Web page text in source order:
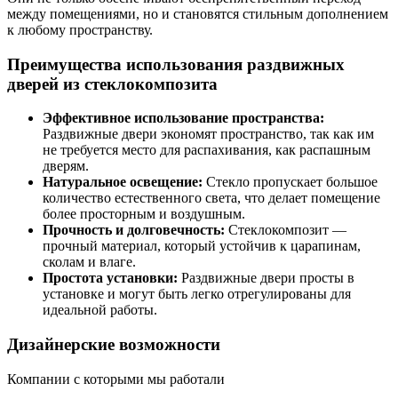
между помещениями, но и становятся стильным дополнением
к любому пространству.
Преимущества использования раздвижных
дверей из стеклокомпозита
Эффективное использование пространства:
Раздвижные двери экономят пространство, так как им
не требуется место для распахивания, как распашным
дверям.
Натуральное освещение: Стекло пропускает большое
количество естественного света, что делает помещение
более просторным и воздушным.
Прочность и долговечность: Стеклокомпозит —
прочный материал, который устойчив к царапинам,
сколам и влаге.
Простота установки: Раздвижные двери просты в
установке и могут быть легко отрегулированы для
идеальной работы.
Дизайнерские возможности
Компании с которыми мы работали